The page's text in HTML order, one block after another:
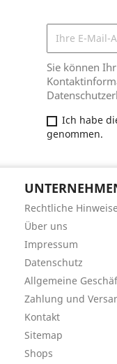
Sie können
Ich habe
genommen.
Rechtliche
Über uns
Impressum
Datenschutz
Allgemeine
Zahlung und
Kontakt
Sitemap
Shops